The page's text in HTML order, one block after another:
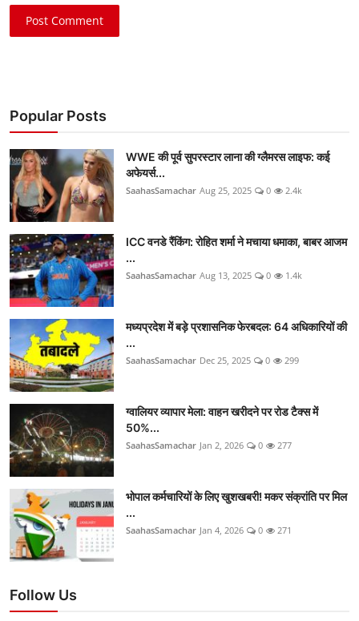
Post Comment
Popular Posts
WWE की पूर्व सुपरस्टार लाना की ग्लैमरस लाइफ: कई
अफेयर्स...
SaahasSamachar Aug 25, 2025 0 2.4k
ICC वनडे रैंकिंग: रोहित शर्मा ने मचाया धमाका, बाबर आजम
...
SaahasSamachar Aug 13, 2025 0 1.4k
मध्यप्रदेश में बड़े प्रशासनिक फेरबदल: 64 अधिकारियों की
...
SaahasSamachar Dec 25, 2025 0 299
ग्वालियर व्यापार मेला: वाहन खरीदने पर रोड टैक्स में
50%...
SaahasSamachar Jan 2, 2026 0 277
भोपाल कर्मचारियों के लिए खुशखबरी! मकर संक्रांति पर मिल
...
SaahasSamachar Jan 4, 2026 0 271
Follow Us